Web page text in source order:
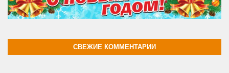
СВЕЖИЕ КОММЕНТАРИИ